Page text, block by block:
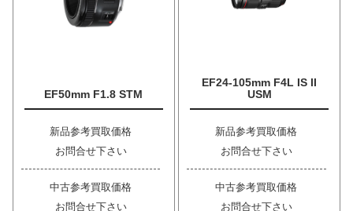
EF50mm F1.8 STM
新品参考買取価格
お問合せ下さい
中古参考買取価格
お問合せ下さい
EF24-105mm F4L IS II
USM
新品参考買取価格
お問合せ下さい
中古参考買取価格
お問合せ下さい